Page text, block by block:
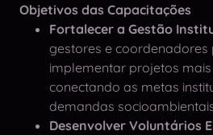
Objetivos das Capacitações
Fortalecer a Gestão
gestores e
implementar projetos mais
conectando as metas
demandas
Desenvolver Voluntários